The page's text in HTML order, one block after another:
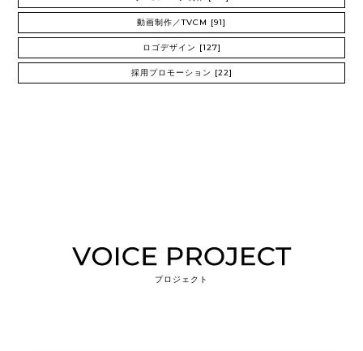
動画制作／TVCM [91]
ロゴデザイン [127]
採用プロモーション [22]
プロジェクト